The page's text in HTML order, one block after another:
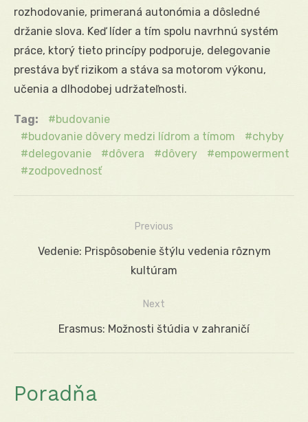
rozhodovanie, primeraná autonómia a dôsledné
držanie slova. Keď líder a tím spolu navrhnú systém
práce, ktorý tieto princípy podporuje, delegovanie
prestáva byť rizikom a stáva sa motorom výkonu,
učenia a dlhodobej udržateľnosti.
Tag:
budovanie
budovanie dôvery medzi lídrom a tímom
chyby
delegovanie
dôvera dôvery
empowerment
zodpovednosť
Navigácia
Previous
Previous
Vedenie: Prispôsobenie štýlu vedenia rôznym
kultúram
Next
Next
Erasmus: Možnosti štúdia v zahraničí
Poradňa